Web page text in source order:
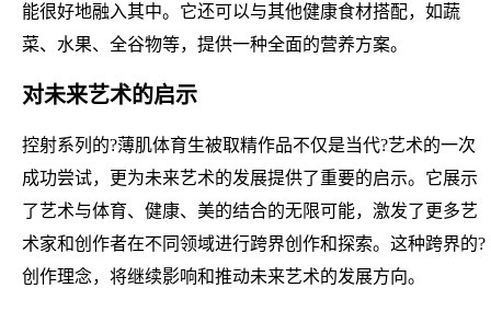
能很好地融入其中。它还可以与其他健康食材搭配，如蔬
菜、水果、全谷物等，提供一种全面的营养方案。
对未来艺术的启示
控射系列的?薄肌体育生被取精作品不仅是当代?艺术的一次
成功尝试，更为未来艺术的发展提供了重要的启示。它展示
了艺术与体育、健康、美的结合的无限可能，激发了更多艺
术家和创作者在不同领域进行跨界创作和探索。这种跨界的?
创作理念，将继续影响和推动未来艺术的发展方向。